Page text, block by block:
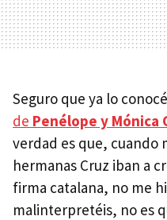
Seguro que ya lo
de Penélope y Mónica
verdad es que, cuando
hermanas Cruz iban a
firma catalana, no me
malinterpretéis, no es